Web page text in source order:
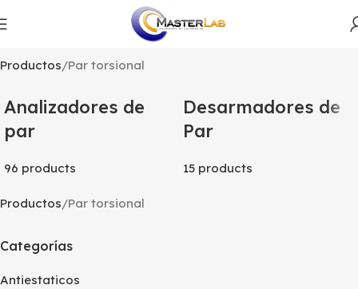
Productos Par torsional
Analizadores de
par
96 products
Desarmadores de
Par
15 products
Productos Par torsional
Categorías
Antiestaticos